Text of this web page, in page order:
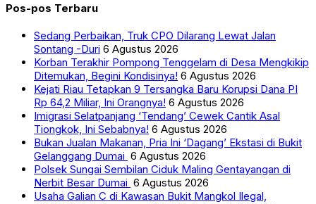
Pos-pos Terbaru
Sedang Perbaikan, Truk CPO Dilarang Lewat Jalan
Sontang -Duri 6 Agustus 2026
Korban Terakhir Pompong Tenggelam di Desa Mengkikip
Ditemukan, Begini Kondisinya! 6 Agustus 2026
Kejati Riau Tetapkan 9 Tersangka Baru Korupsi Dana PI
Rp 64,2 Miliar, Ini Orangnya! 6 Agustus 2026
Imigrasi Selatpanjang ‘Tendang’ Cewek Cantik Asal
Tiongkok, Ini Sebabnya! 6 Agustus 2026
Bukan Jualan Makanan, Pria Ini ‘Dagang’ Ekstasi di Bukit
Gelanggang Dumai 6 Agustus 2026
Polsek Sungai Sembilan Ciduk Maling Gentayangan di
Nerbit Besar Dumai 6 Agustus 2026
Usaha Galian C di Kawasan Bukit Mangkol Ilegal,